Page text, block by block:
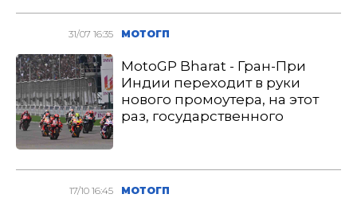
31/07 16:35 МОТОГП
MotoGP Bharat - Гран-При
Индии переходит в руки
нового промоутера, на этот
раз, государственного
17/10 16:45 МОТОГП